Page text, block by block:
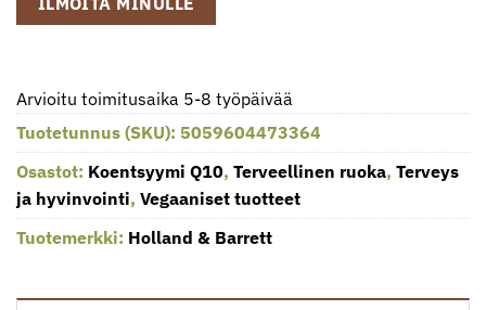
Arvioitu toimitusaika 5-8 työpäivää
Tuotetunnus (SKU): 5059604473364
Osastot: Koentsyymi Q10, Terveellinen ruoka, Terveys
ja hyvinvointi, Vegaaniset tuotteet
Tuotemerkki: Holland & Barrett